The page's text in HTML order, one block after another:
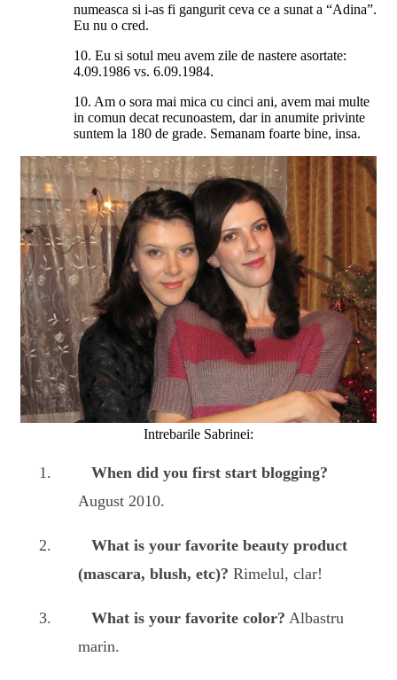
numeasca si i-as fi gangurit ceva ce a sunat a “Adina”.
Eu nu o cred.
10. Eu si sotul meu avem zile de nastere asortate:
4.09.1986 vs. 6.09.1984.
10. Am o sora mai mica cu cinci ani, avem mai multe
in comun decat recunoastem, dar in anumite privinte
suntem la 180 de grade. Semanam foarte bine, insa.
Intrebarile Sabrinei:
When did you first start blogging?
August 2010.
What is your favorite beauty product
(mascara, blush, etc)? Rimelul, clar!
What is your favorite color? Albastru
marin.